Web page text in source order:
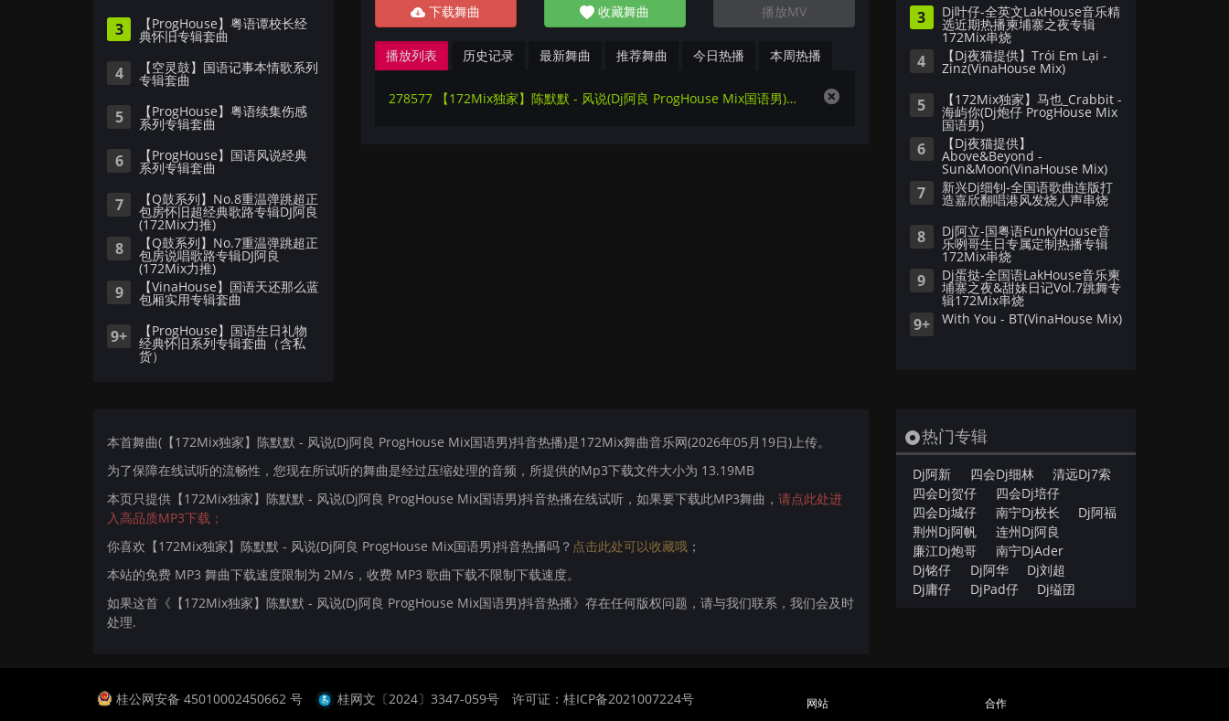
3 【ProgHouse】粤语谭校长经
典怀旧专辑套曲
4 【空灵鼓】国语记事本情歌系列
专辑套曲
5 【ProgHouse】粤语续集伤感
系列专辑套曲
6 【ProgHouse】国语风说经典
系列专辑套曲
7 【Q鼓系列】No.8重温弹跳超正
包房怀旧超经典歌路专辑DJ阿良
(172Mix力推)
8 【Q鼓系列】No.7重温弹跳超正
包房说唱歌路专辑DJ阿良
(172Mix力推)
9 【VinaHouse】国语天还那么蓝
包厢实用专辑套曲
9+ 【ProgHouse】国语生日礼物
经典怀旧系列专辑套曲（含私
货）
下载舞曲 收藏舞曲 播放MV
播放列表 历史记录 最新舞曲 推荐舞曲 今日热播 本周热播
278577 【172Mix独家】陈默默 - 风说(Dj阿良 ProgHouse Mix国语男)抖音热播
3 Dj叶仔-全英文LakHouse音乐精
选近期热播柬埔寨之夜专辑
172Mix串烧
4 【Dj夜猫提供】Trói Em Lại -
Zinz(VinaHouse Mix)
5 【172Mix独家】马也_Crabbit -
海屿你(Dj炮仔 ProgHouse Mix
国语男)
6 【Dj夜猫提供】
Above&Beyond -
Sun&Moon(VinaHouse Mix)
7 新兴Dj细钊-全国语歌曲连版打
造嘉欣翻唱港风发烧人声串烧
8 Dj阿立-国粤语FunkyHouse音
乐咧哥生日专属定制热播专辑
172Mix串烧
9 Dj蛋挞-全国语LakHouse音乐柬
埔寨之夜&甜妹日记Vol.7跳舞专
辑172Mix串烧
9+ With You - BT(VinaHouse Mix)
本首舞曲(【172Mix独家】陈默默 - 风说(Dj阿良 ProgHouse Mix国语男)抖音热播)是172Mix舞曲音乐网(2026年05月19日)上传。
为了保障在线试听的流畅性，您现在所试听的舞曲是经过压缩处理的音频，所提供的Mp3下载文件大小为 13.19MB
本页只提供【172Mix独家】陈默默 - 风说(Dj阿良 ProgHouse Mix国语男)抖音热播在线试听，如果要下载此MP3舞曲， 请点此处进
入高品质MP3下载；
你喜欢【172Mix独家】陈默默 - 风说(Dj阿良 ProgHouse Mix国语男)抖音热播吗？ 点击此处可以收藏哦 ；
本站的免费 MP3 舞曲下载速度限制为 2M/s，收费 MP3 歌曲下载不限制下载速度。
如果这首《【172Mix独家】陈默默 - 风说(Dj阿良 ProgHouse Mix国语男)抖音热播》存在任何版权问题，请与我们联系，我们会及时
处理.
热门专辑
Dj阿新 四会Dj细林
清远Dj7索
四会Dj贺仔
四会Dj培仔
四会Dj城仔
南宁Dj校长
Dj阿福
荆州Dj阿帆
连州Dj阿良
廉江Dj炮哥
南宁DjAder
Dj铭仔
Dj阿华
Dj刘超
Dj庸仔
DjPad仔 Dj缢囝
桂公网安备 45010002450662 号 桂网文〔2024〕3347-059号
许可证：桂ICP备2021007224号
网站 合作